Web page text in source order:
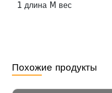
1 длина M вес
Похожие продукты